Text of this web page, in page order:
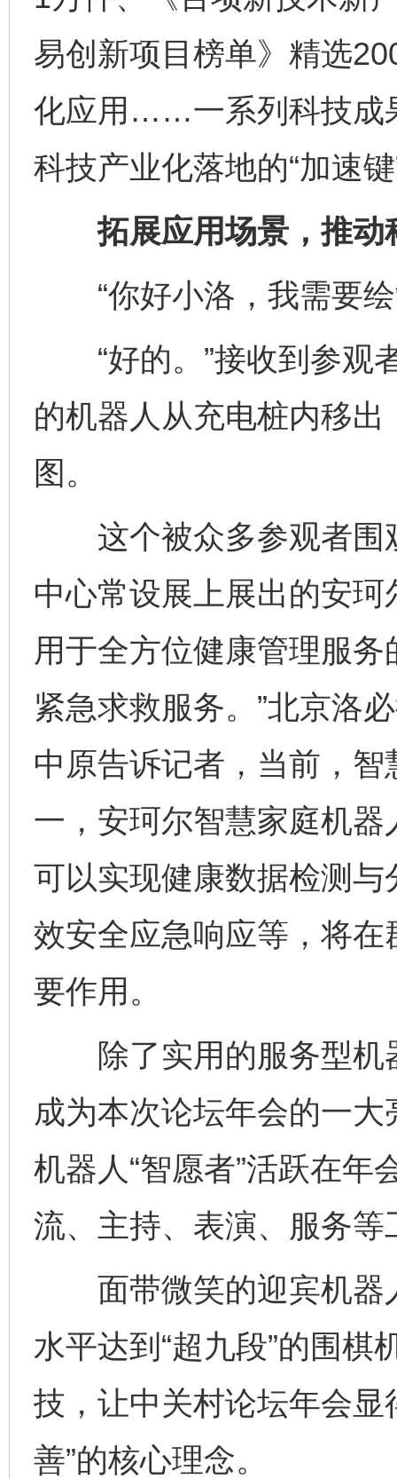
易创新项目榜单》精选
化应用……一系列科技成
科技产业化落地的“加速
拓展应用场景，推动
“你好小洛，我需要绘
“好的。”接收到参观
的机器人从充电桩内移
图。
这个被众多参观者围
中心常设展上展出的安
用于全方位健康管理服
紧急求救服务。”北京洛
中原告诉记者，当前，
一，安珂尔智慧家庭机
可以实现健康数据检测
效安全应急响应等，将
要作用。
除了实用的服务型机
成为本次论坛年会的一
机器人“智愿者”活跃在年
流、主持、表演、服务
面带微笑的迎宾机器
水平达到“超九段”的围
技，让中关村论坛年会显
善”的核心理念。